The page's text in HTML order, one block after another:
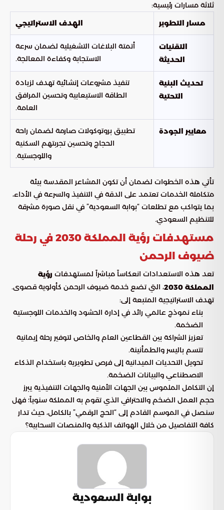
ثلاثة مسارات رئيسية:
مسار التطوير
الهدف الاستراتيجي
التقنيات
الحديثة
أتمتة البلاغات التشغيلية لضمان سرعة
الاستجابة وكفاءة المعالجة.
تحديث البنية
التحتية
تنفيذ مشروعات إنشائية تهدف لزيادة
الطاقة الاستيعابية وتحسين المرافق
العامة.
معايير الجودة
تطبيق بروتوكولات صارمة لضمان راحة
الحجاج وتحسين تجربتهم السكنية
واللوجستية.
تأتي هذه الخطوات لضمان أن تكون المشاعر المقدسة بيئة
متكاملة الخدمات تعتمد على الدقة في التنفيذ والسرعة في الأداء،
بما يتواكب مع تطلعات “بوابة السعودية” في نقل صورة مشرقة
للتنظيم السعودي.
مستهدفات رؤية المملكة 2030 في رحلة
ضيوف الرحمن
تعد هذه الاستعدادات انعكاساً مباشراً لمستهدفات رؤية
المملكة 2030
، التي تضع خدمة ضيوف الرحمن كأولوية قصوى.
تهدف الاستراتيجية المتبعة إلى:
بناء نموذج عالمي رائد في إدارة الحشود والخدمات اللوجستية
الضخمة.
تعزيز الشراكة بين القطاعين العام والخاص لتوفير رحلة إيمانية
تتسم باليسر والطمأنينة.
تحويل التحديات الميدانية إلى فرص تطويرية باستخدام الذكاء
الاصطناعي والبيانات الضخمة.
إن التكامل الملموس بين الجهات الأمنية والجهات التنفيذية يبرز
حجم العمل الضخم والاحترافي الذي تقوم به المملكة سنوياً؛ فهل
سنصل في الموسم القادم إلى “الحج الرقمي” بالكامل، حيث تدار
كافة التفاصيل من خلال الهواتف الذكية والمنصات السحابية؟
بوابة السعودية